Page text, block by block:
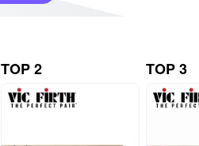
TOP 2 TOP 3